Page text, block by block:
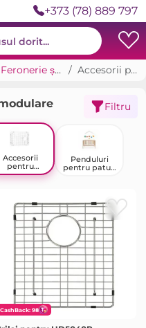
+373 (78) 889 797
Feronerie și accesorii pentru mobilier Accesorii pentru bucătării modulare
Filtru
Accesorii
pentru
bucătării
Penduluri
pentru paturi
CashBack: 98